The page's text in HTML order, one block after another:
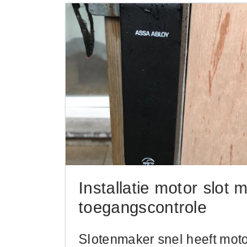
Installatie motor slot
toegangscontrole
Slotenmaker snel heeft